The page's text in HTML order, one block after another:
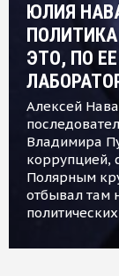
ЮЛИЯ
ЭТО, ПО
Алексей
Владимира
коррупцией,
Полярным
отбывал там